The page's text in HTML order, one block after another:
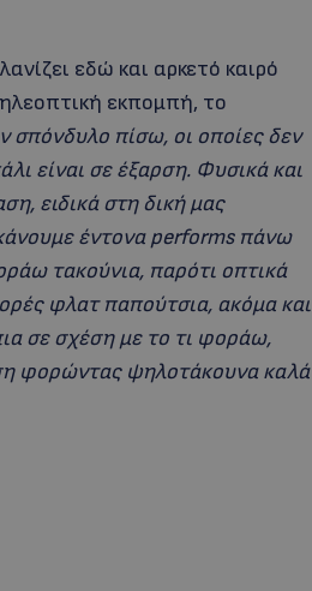
εδώ και αρκετό καιρό
εκπομπή, το
σπόνδυλο πίσω, οι οποίες δεν
είναι σε έξαρση. Φυσικά και
ειδικά στη δική μας
έντονα performs πάνω
τακούνια, παρότι οπτικά
φλατ παπούτσια, ακόμα και
σε σχέση με το τι φοράω,
φορώντας ψηλοτάκουνα καλά